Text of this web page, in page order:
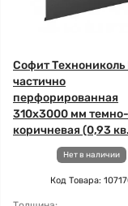
Софит Технониколь
частично
перфорированная
310х3000 мм темно-
коричневая (0,93
Нет в наличии
Код Товара: